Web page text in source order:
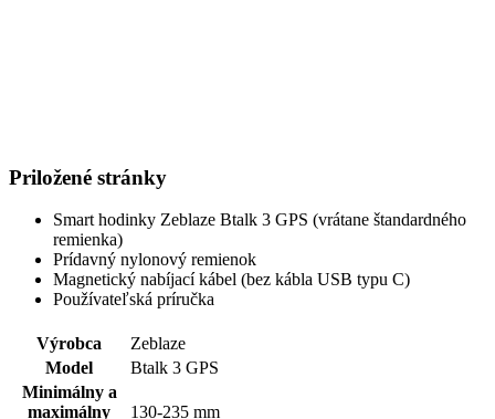
Priložené stránky
Smart hodinky Zeblaze Btalk 3 GPS (vrátane štandardného
remienka)
Prídavný nylonový remienok
Magnetický nabíjací kábel (bez kábla USB typu C)
Používateľská príručka
Výrobca
Zeblaze
Model
Btalk 3 GPS
Minimálny a
maximálny
130-235 mm